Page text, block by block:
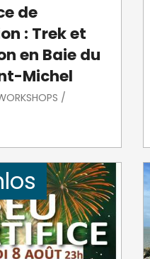
de
: Trek et
en Baie du
Michel
/